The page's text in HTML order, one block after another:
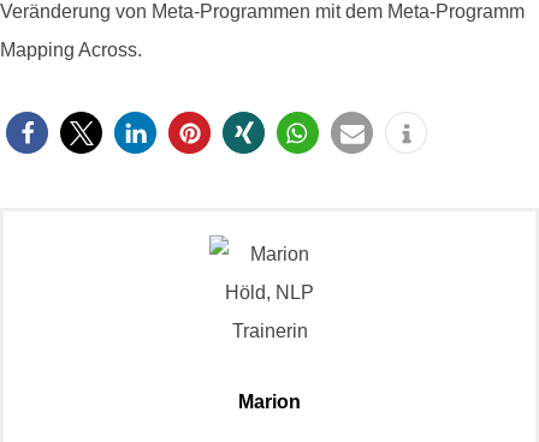
Veränderung von Meta-Programmen mit dem Meta-Programm
Mapping Across.
Marion